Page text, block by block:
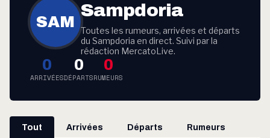
SAM
Sampdoria
Toutes les rumeurs, arrivées et départs
du Sampdoria en direct. Suivi par la
rédaction MercatoLive.
0
ARRIVÉES
0
DÉPARTS
0
RUMEURS
Tout Arrivées Départs Rumeurs